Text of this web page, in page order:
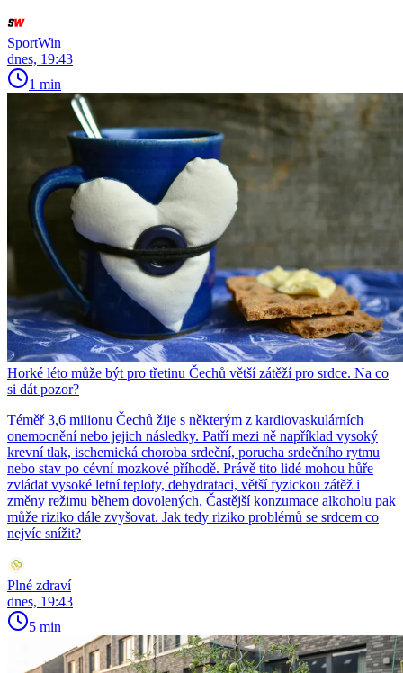
SportWin
dnes, 19:43
1 min
Horké léto může být pro třetinu Čechů větší zátěží pro srdce. Na co
si dát pozor?
Téměř 3,6 milionu Čechů žije s některým z kardiovaskulárních
onemocnění nebo jejich následky. Patří mezi ně například vysoký
krevní tlak, ischemická choroba srdeční, porucha srdečního rytmu
nebo stav po cévní mozkové příhodě. Právě tito lidé mohou hůře
zvládat vysoké letní teploty, dehydrataci, větší fyzickou zátěž i
změny režimu během dovolených. Častější konzumace alkoholu pak
může riziko dále zvyšovat. Jak tedy riziko problémů se srdcem co
nejvíc snížit?
Plné zdraví
dnes, 19:43
5 min